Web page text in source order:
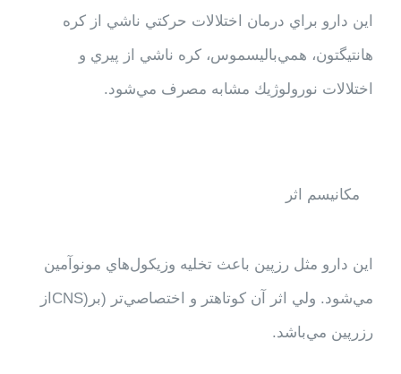
اين دارو براي درمان اختلالات حركتي ناشي از كره
هانتيگتون، همي‌باليسموس، كره ناشي از پيري و
اختلالات نورولوژيك مشابه مصرف مي‌شود.
مکانیسم اثر
اين دارو مثل رزپين باعث تخليه وزيكول‌هاي مونوآمين
مي‌شود. ولي اثر آن كوتاهتر و اختصاصي‌تر (بر(CNSاز
رزرپين مي‌باشد.